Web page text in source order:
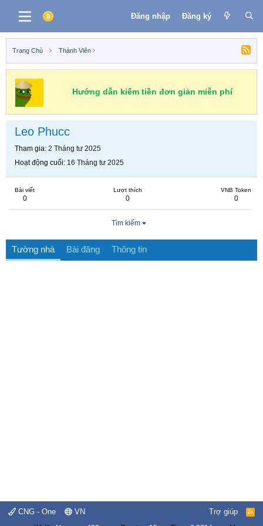
Đăng nhập Đăng ký
Trang Chủ Thành Viên
Hướng dẫn kiếm tiền đơn giản miễn phí
Leo Phucc
Tham gia 2 Tháng tư 2025
Hoạt động cuối 16 Tháng tư 2025
Bài viết
0
Lượt thích
0
VNB Token
0
Tìm kiếm
Tường nhà Bài đăng Thông tin
CNG - One VN Trợ giúp
R